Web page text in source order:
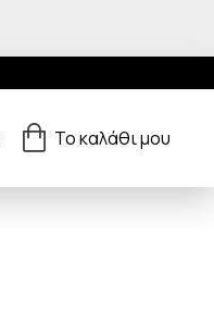
Το καλάθι μου